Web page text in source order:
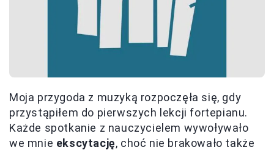
Moja przygoda z muzyką rozpoczęła się, gdy
przystąpiłem do pierwszych lekcji fortepianu.
Każde spotkanie z nauczycielem wywoływało
we mnie ekscytację, choć nie brakowało także